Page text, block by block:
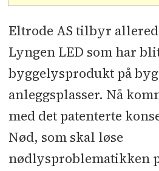
Eltrode AS tilbyr
Lyngen LED som har
byggelysprodukt på
anleggsplasser. Nå
med det patenterte
Nød, som skal løse
nødlysproblematikken